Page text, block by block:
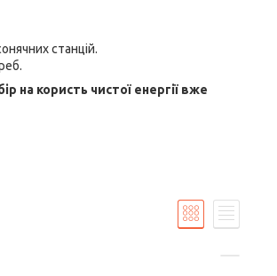
станцій.
на користь чистої енергії вже